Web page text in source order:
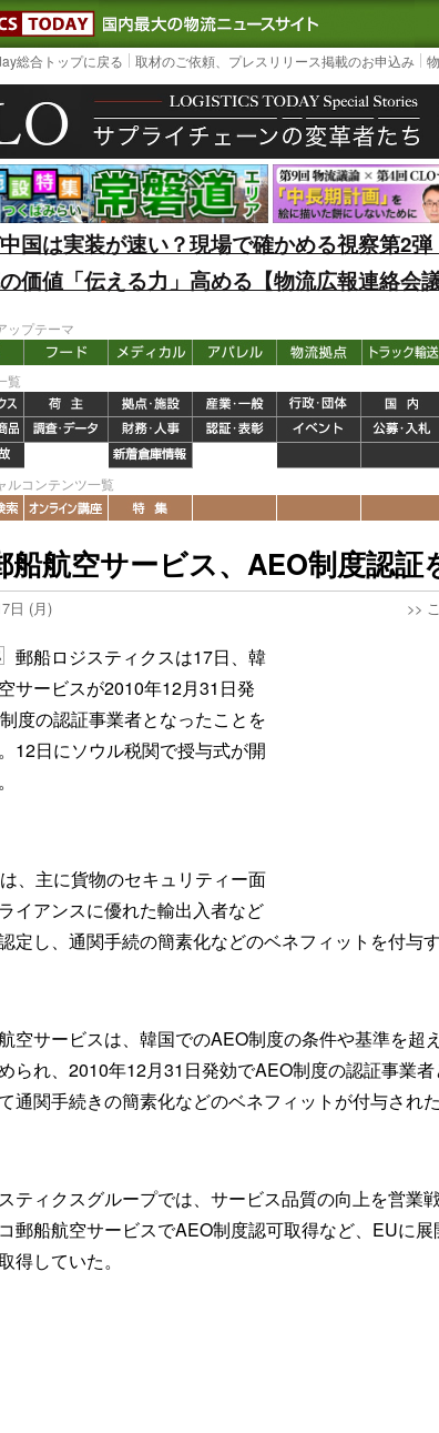
LOGISTICS TODAY｜国内最大の物流ニュ
総合トップに戻る 取材のご依頼、プレスリリース掲載のお申込み
国は実装が速い？現場で確かめる視察第2
価値「伝える力」高める【物流広報連絡会
ップテーマ
覧
ルコンテンツ一覧
船航空サービス、AEO制度認証
日 (月) >>
郵船ロジスティクスは17日、韓
サービスが2010年12月31日発
度の認証事業者となったことを
12日にソウル税関で授与式が開
、主に貨物のセキュリティー面
イアンスに優れた輸出入者など
定し、通関手続の簡素化などのベネフィットを付与す
空サービスは、韓国でのAEO制度の条件や基準を超
られ、2010年12月31日発効でAEO制度の認証事業
通関手続きの簡素化などのベネフィットが付与された
ティクスグループでは、サービス品質の向上を営業
郵船航空サービスでAEO制度認可取得など、EUに
得していた。